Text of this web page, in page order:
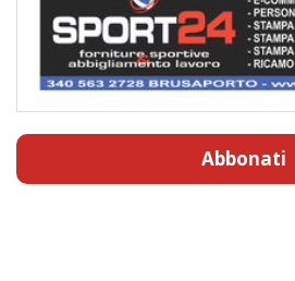
Abbonati